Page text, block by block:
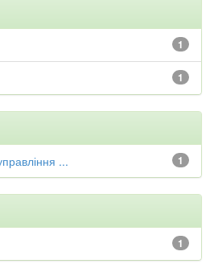
1
1
1
...
1